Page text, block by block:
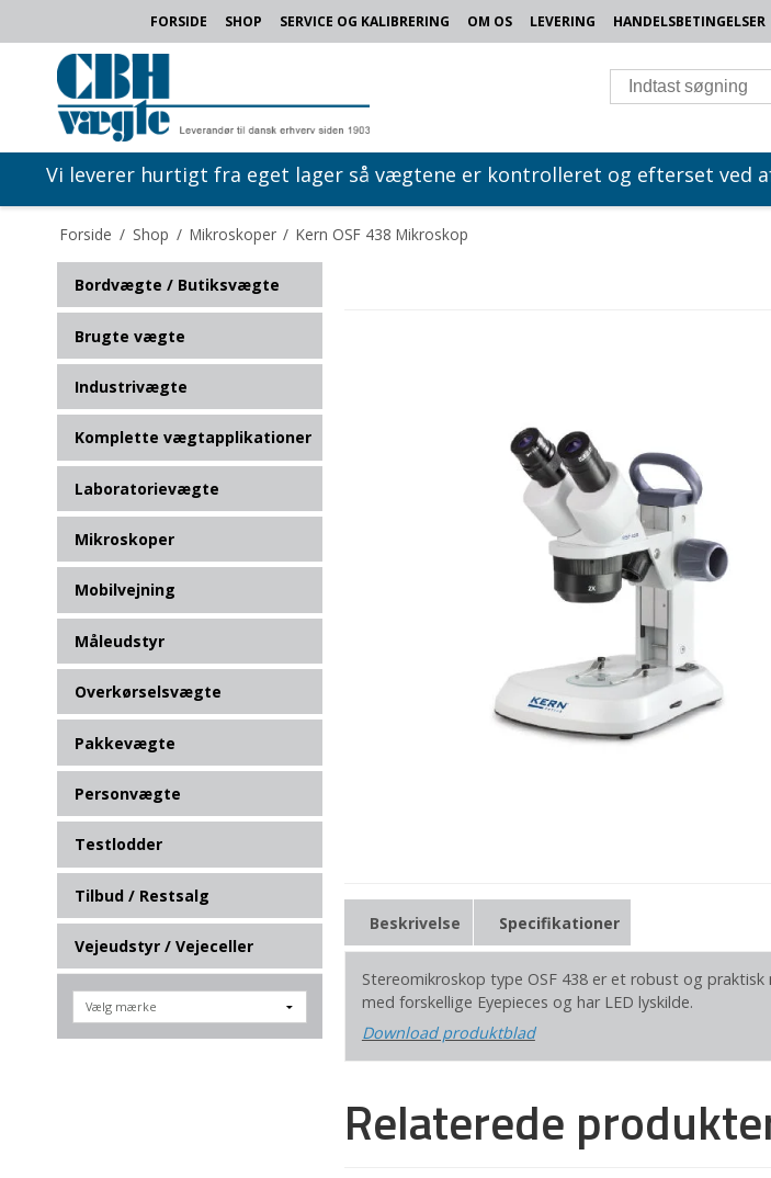
FORSIDE SHOP SERVICE OG KALIBRERING OM OS LEVERING HANDELSBETINGELSER
Vi leverer hurtigt fra eget lager så vægtene er kontrolleret og efterset ved
Forside / Shop / Mikroskoper / Kern OSF 438 Mikroskop
Bordvægte / Butiksvægte
Brugte vægte
Industrivægte
Komplette vægtapplikationer
Laboratorievægte
Mikroskoper
Mobilvejning
Måleudstyr
Overkørselsvægte
Pakkevægte
Personvægte
Testlodder
Tilbud / Restsalg
Vejeudstyr / Vejeceller
Beskrivelse Specifikationer
Stereomikroskop type OSF 438 er et robust og praktisk
med forskellige Eyepieces og har LED lyskilde.
Download produktblad
Relaterede